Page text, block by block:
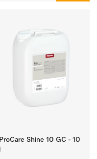
ProCare Shine 10 GC - 10